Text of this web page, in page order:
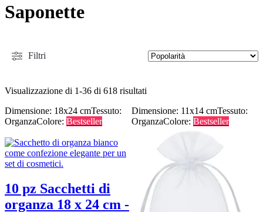
Saponette
Filtri
Visualizzazione di 1-36 di 618 risultati
Dimensione: 18x24 cmTessuto:
OrganzaColore: Bestseller
10 pz Sacchetti di
organza 18 x 24 cm -
Dimensione: 11x14 cmTessuto:
OrganzaColore: Bestseller